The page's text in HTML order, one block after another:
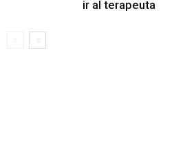
ir al terapeuta